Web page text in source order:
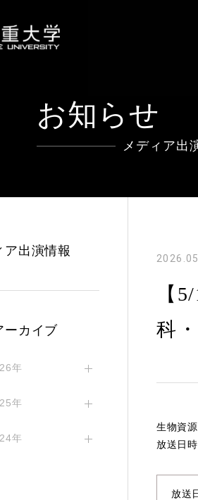
お知らせ
メディア出
【
科
生物資
放送日
放送
ア出演情報
ーカイブ
年
年
年